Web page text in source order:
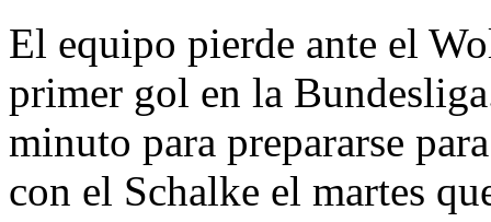
El equipo pierde ante el
primer gol en la
minuto para prepararse
con el Schalke el martes